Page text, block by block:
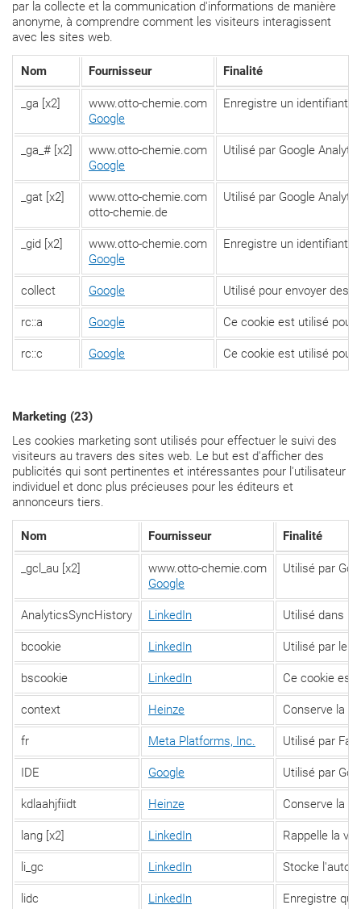
par la collecte et la communication d'informations de manière
anonyme, à comprendre comment les visiteurs interagissent
avec les sites web.
Nom Fournisseur Finalité
_ga [x2]
www.otto-chemie.com
Google
Enregistre un identifiant
_ga_# [x2]
www.otto-chemie.com
Google
Utilisé par Google
_gat [x2]
www.otto-chemie.com
otto-chemie.de
Utilisé par Google
_gid [x2]
www.otto-chemie.com
Google
Enregistre un identifiant
collect Google Utilisé pour envoyer des
rc::a Google Ce cookie est utilisé
rc::c Google Ce cookie est utilisé
Marketing (23)
Les cookies marketing sont utilisés pour effectuer le suivi des
visiteurs au travers des sites web. Le but est d'afficher des
publicités qui sont pertinentes et intéressantes pour l'utilisateur
individuel et donc plus précieuses pour les éditeurs et
annonceurs tiers.
Nom Fournisseur Finalité
_gcl_au [x2]
www.otto-chemie.com
Google
Utilisé par
AnalyticsSyncHistory LinkedIn Utilisé dans
bcookie LinkedIn Utilisé par le
bscookie LinkedIn Ce cookie est
context Heinze Conserve la
fr Meta Platforms, Inc. Utilisé par
IDE Google Utilisé par
kdlaahjfiidt Heinze Conserve la
lang [x2] LinkedIn Rappelle la
li_gc LinkedIn Stocke
lidc LinkedIn Enregistre